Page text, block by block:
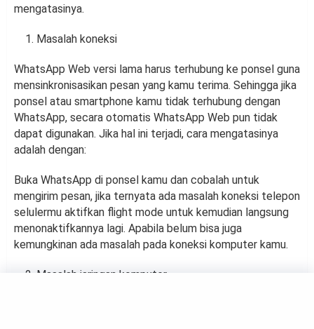
mengatasinya.
Masalah koneksi
WhatsApp Web versi lama harus terhubung ke ponsel guna
mensinkronisasikan pesan yang kamu terima. Sehingga jika
ponsel atau smartphone kamu tidak terhubung dengan
WhatsApp, secara otomatis WhatsApp Web pun tidak
dapat digunakan. Jika hal ini terjadi, cara mengatasinya
adalah dengan:
Buka WhatsApp di ponsel kamu dan cobalah untuk
mengirim pesan, jika ternyata ada masalah koneksi telepon
selulermu aktifkan flight mode untuk kemudian langsung
menonaktifkannya lagi. Apabila belum bisa juga
kemungkinan ada masalah pada koneksi komputer kamu.
Masalah jaringan komputer